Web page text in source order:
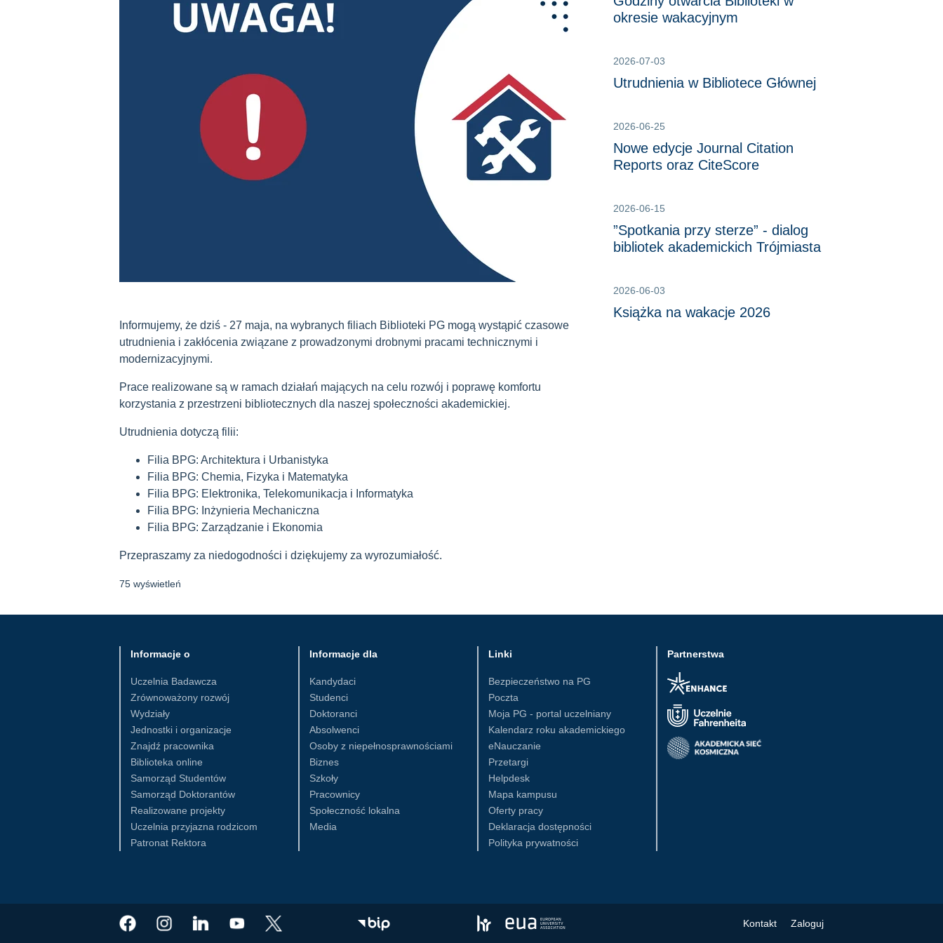
Informujemy, że dziś - 27 maja, na wybranych filiach Biblioteki PG mogą wystąpić czasowe
utrudnienia i zakłócenia związane z prowadzonymi drobnymi pracami technicznymi i
modernizacyjnymi.
Prace realizowane są w ramach działań mających na celu rozwój i poprawę komfortu
korzystania z przestrzeni bibliotecznych dla naszej społeczności akademickiej.
Utrudnienia dotyczą filii:
Filia BPG: Architektura i Urbanistyka
Filia BPG: Chemia, Fizyka i Matematyka
Filia BPG: Elektronika, Telekomunikacja i Informatyka
Filia BPG: Inżynieria Mechaniczna
Filia BPG: Zarządzanie i Ekonomia
Przepraszamy za niedogodności i dziękujemy za wyrozumiałość.
75 wyświetleń
okresie wakacyjnym
2026-07-03
Utrudnienia w Bibliotece Głównej
2026-06-25
Nowe edycje Journal Citation
Reports oraz CiteScore
2026-06-15
”Spotkania przy sterze” - dialog
bibliotek akademickich Trójmiasta
2026-06-03
Książka na wakacje 2026
Partnerstwa
Informacje o
Uczelnia Badawcza
Zrównoważony rozwój
Wydziały
Jednostki i organizacje
Znajdź pracownika
Biblioteka online
Samorząd Studentów
Samorząd Doktorantów
Realizowane projekty
Uczelnia przyjazna rodzicom
Patronat Rektora
Informacje dla
Kandydaci
Studenci
Doktoranci
Absolwenci
Osoby z niepełnosprawnościami
Biznes
Szkoły
Pracownicy
Społeczność lokalna
Media
Linki
Bezpieczeństwo na PG
Poczta
Moja PG - portal uczelniany
Kalendarz roku akademickiego
eNauczanie
Przetargi
Helpdesk
Mapa kampusu
Oferty pracy
Deklaracja dostępności
Polityka prywatności
Kontakt Zaloguj